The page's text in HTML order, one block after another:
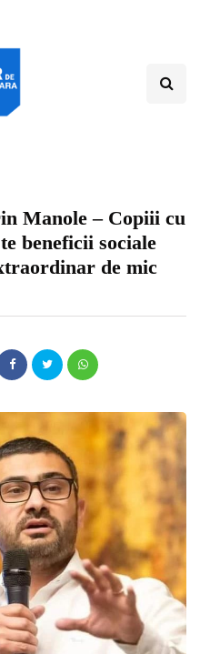
Manole – Copiii cu
beneficii sociale
de mic